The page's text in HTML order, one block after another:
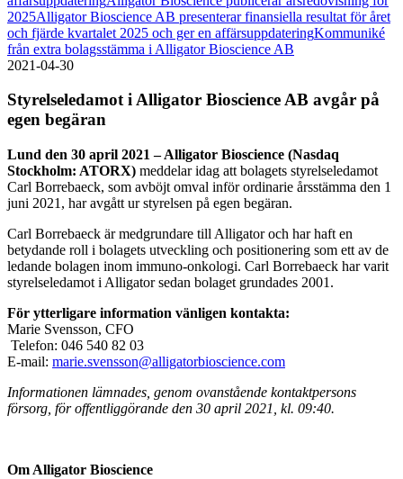
2025Alligator Bioscience AB presenterar finansiella resultat för året
och fjärde kvartalet 2025 och ger en affärsuppdateringKommuniké
från extra bolagsstämma i Alligator Bioscience AB
2021-04-30
Styrelseledamot i Alligator Bioscience AB avgår på
egen begäran
Lund den 30 april 2021 – Alligator Bioscience (Nasdaq
Stockholm: ATORX) meddelar idag att bolagets styrelseledamot
Carl Borrebaeck, som avböjt omval inför ordinarie årsstämma den 1
juni 2021, har avgått ur styrelsen på egen begäran.
Carl Borrebaeck är medgrundare till Alligator och har haft en
betydande roll i bolagets utveckling och positionering som ett av de
ledande bolagen inom immuno-onkologi. Carl Borrebaeck har varit
styrelseledamot i Alligator sedan bolaget grundades 2001.
För ytterligare information vänligen kontakta:
Marie Svensson, CFO
Telefon: 046 540 82 03
E-mail: marie.svensson@alligatorbioscience.com
Informationen lämnades, genom ovanstående kontaktpersons
försorg, för offentliggörande den 30 april 2021, kl. 09:40.
Om Alligator Bioscience